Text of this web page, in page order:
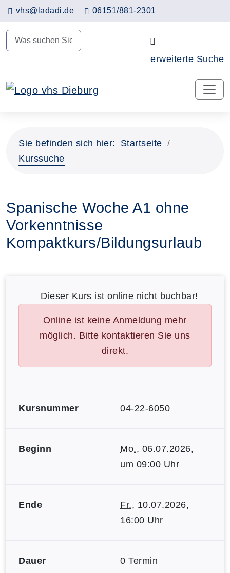
vhs@ladadi.de 06151/881-2301
erweiterte Suche
Hauptinhalt anspringen
Sie befinden sich hier:
Startseite
Kurssuche
Spanische Woche A1 ohne
Vorkenntnisse
Kompaktkurs/Bildungsurlaub
Dieser Kurs ist online nicht buchbar!
Online ist keine Anmeldung mehr
möglich. Bitte kontaktieren Sie uns
direkt.
Kursnummer 04-22-6050
Beginn Mo., 06.07.2026,
um 09:00 Uhr
Ende Fr., 10.07.2026,
16:00 Uhr
Dauer 0 Termin